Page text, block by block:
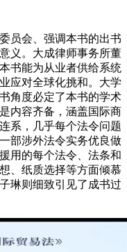
会、强调本书的出书
义。大成律师事务所董
书能为从业者供给系统
应对全球化挑和。大学
角度必定了本书的学术
内容齐备，涵盖国际商
系，几乎每个法令问题
部涉外法令实务优良做
用的每个法令、法条和
、纸质选择等方面倾慕
琳则细致引见了成书过